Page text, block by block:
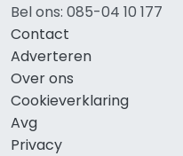
Bel ons: 085-04 10 177
Contact
Adverteren
Over ons
Cookieverklaring
Avg
Privacy